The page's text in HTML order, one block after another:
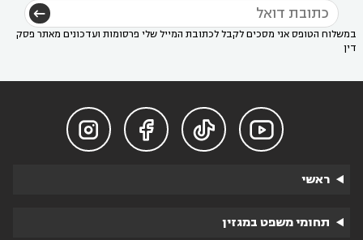
במשלוח הטופס אני מסכים לקבל לכתובת המייל שלי פרסומות ועדכונים מאתר פסק
דין




ראשי
תחומי משפט במגזין